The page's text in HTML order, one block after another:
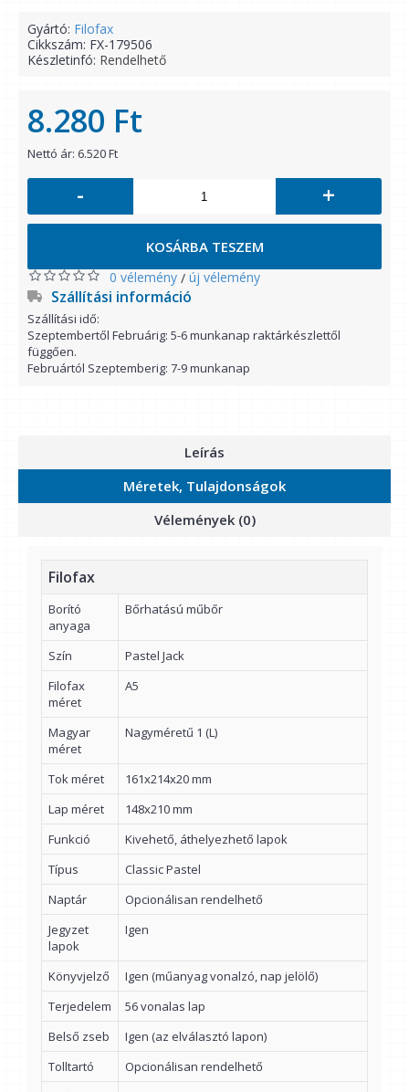
Gyártó: Filofax
Cikkszám: FX-179506
Készletinfó: Rendelhető
8.280 Ft
Nettó ár: 6.520 Ft
- +
KOSÁRBA TESZEM
0 vélemény / új vélemény
Szállítási információ
Szállítási idő:
Szeptembertől Februárig: 5-6 munkanap raktárkészlettől
függően.
Februártól Szeptemberig: 7-9 munkanap
Leírás
Méretek, Tulajdonságok
Vélemények (0)
Filofax
Borító
anyaga
Bőrhatású műbőr
Szín
Pastel Jack
Filofax
méret
A5
Magyar
méret
Nagyméretű 1 (L)
Tok méret
161x214x20 mm
Lap méret
148x210 mm
Funkció
Kivehető, áthelyezhető lapok
Típus
Classic Pastel
Naptár
Opcionálisan rendelhető
Jegyzet
lapok
Igen
Könyvjelző
Igen (műanyag vonalzó, nap jelölő)
Terjedelem
56 vonalas lap
Belső zseb
Igen (az elválasztó lapon)
Tolltartó
Opcionálisan rendelhető